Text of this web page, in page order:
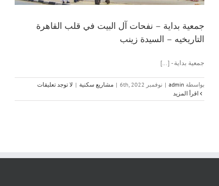
جمعية بداية – نفحات آل البيت في قلب القاهرة
التاريخيه – السيدة زينب
جمعية بداية - [...]
بواسطة admin
| نوفمبر 6th, 2022 | مشاريع سكنية | لا توجد تعليقات